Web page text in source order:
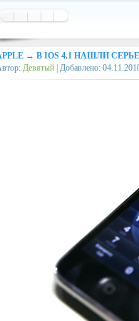
→ В IOS 4.1 НАШЛИ
Девятый | Добавлено: